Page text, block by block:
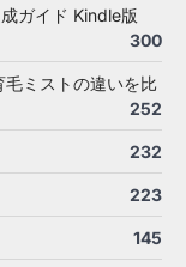
ガイド Kindle版
300
ミストの違いを比
252
232
223
145